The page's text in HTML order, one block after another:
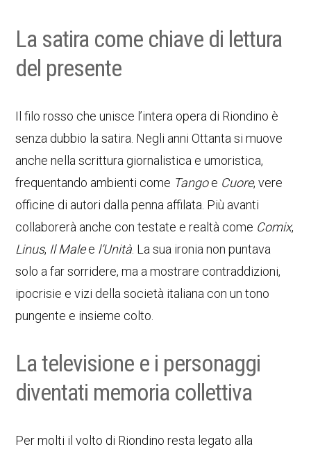
La satira come chiave di lettura
del presente
Il filo rosso che unisce l’intera opera di Riondino è
senza dubbio la satira. Negli anni Ottanta si muove
anche nella scrittura giornalistica e umoristica,
frequentando ambienti come Tangoe Cuore, vere
officine di autori dalla penna affilata. Più avanti
collaborerà anche con testate e realtà come Comix,
Linus, Il Malee l’Unità . La sua ironia non puntava
solo a far sorridere, ma a mostrare contraddizioni,
ipocrisie e vizi della società italiana con un tono
pungente e insieme colto.
La televisione e i personaggi
diventati memoria collettiva
Per molti il volto di Riondino resta legato alla